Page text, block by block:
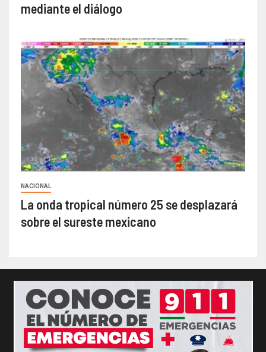
mediante el diálogo
NACIONAL
La onda tropical número 25 se desplazará
sobre el sureste mexicano